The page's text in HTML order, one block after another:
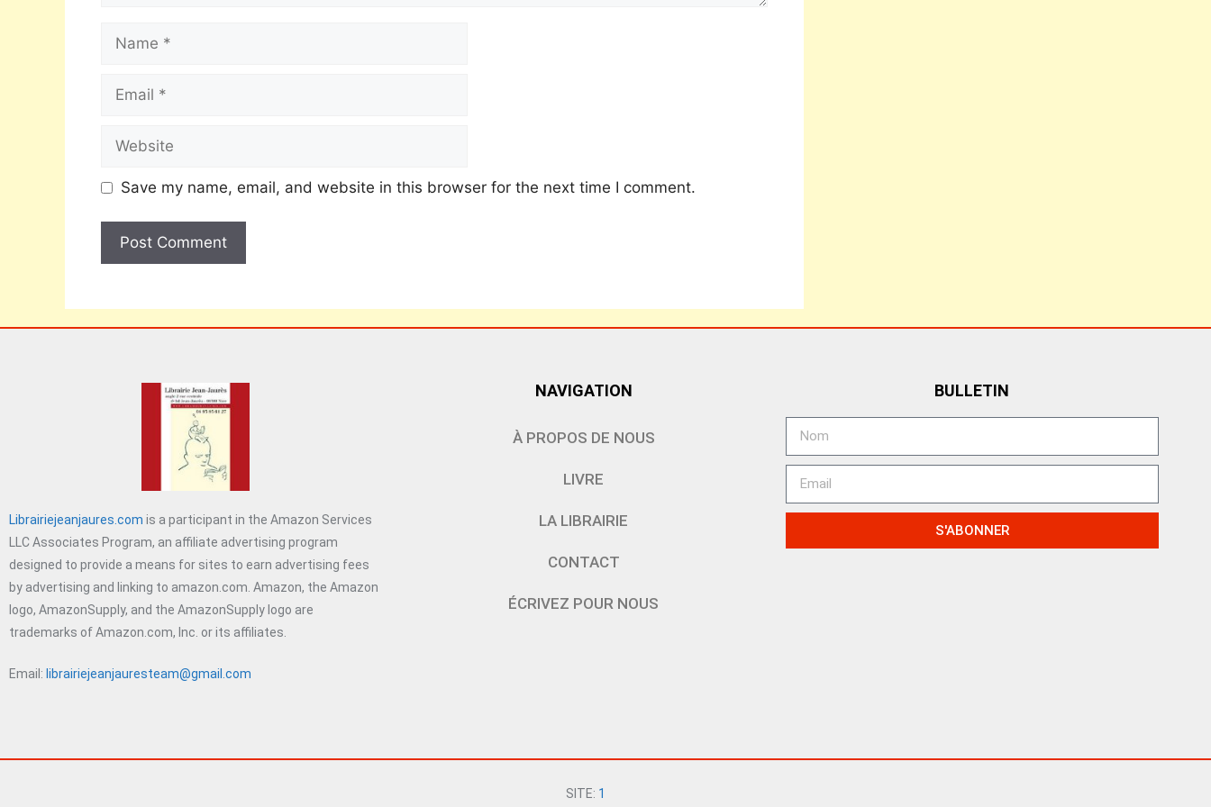
Save my name, email, and website in this browser for the next time I comment.
Librairiejeanjaures.com is a participant in the Amazon Services
LLC Associates Program, an affiliate advertising program
designed to provide a means for sites to earn advertising fees
by advertising and linking to amazon.com. Amazon, the Amazon
logo, AmazonSupply, and the AmazonSupply logo are
trademarks of Amazon.com, Inc. or its affiliates.
Email: librairiejeanjauresteam@gmail.com
NAVIGATION
À PROPOS DE NOUS
LIVRE
LA LIBRAIRIE
CONTACT
ÉCRIVEZ POUR NOUS
BULLETIN
S'ABONNER
SITE: 1